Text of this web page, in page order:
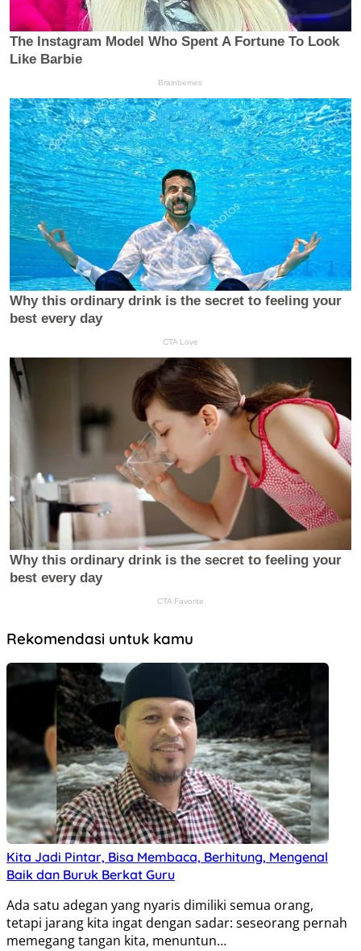
Rekomendasi untuk kamu
Kita Jadi Pintar, Bisa Membaca, Berhitung, Mengenal
Baik dan Buruk Berkat Guru
Ada satu adegan yang nyaris dimiliki semua orang,
tetapi jarang kita ingat dengan sadar: seseorang pernah
memegang tangan kita, menuntun…